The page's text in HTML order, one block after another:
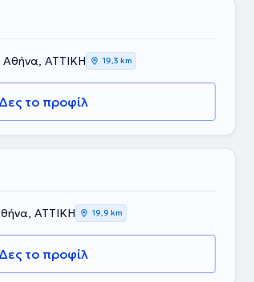
Αθήνα, ΑΤΤΙΚΗ 19,3 km
Δες το προφίλ
ΑΤΤΙΚΗ 19,9 km
Δες το προφίλ